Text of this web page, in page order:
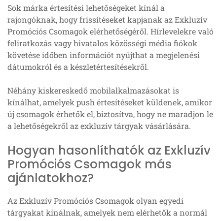
Sok márka értesítési lehetőségeket kínál a
rajongóknak, hogy frissítéseket kapjanak az Exkluzív
Promóciós Csomagok elérhetőségéről. Hírlevelekre való
feliratkozás vagy hivatalos közösségi média fiókok
követése időben információt nyújthat a megjelenési
dátumokról és a készletértesítésekről.
Néhány kiskereskedő mobilalkalmazásokat is
kínálhat, amelyek push értesítéseket küldenek, amikor
új csomagok érhetők el, biztosítva, hogy ne maradjon le
a lehetőségekről az exkluzív tárgyak vásárlására.
Hogyan hasonlíthatók az Exkluzív
Promóciós Csomagok más
ajánlatokhoz?
Az Exkluzív Promóciós Csomagok olyan egyedi
tárgyakat kínálnak, amelyek nem elérhetők a normál